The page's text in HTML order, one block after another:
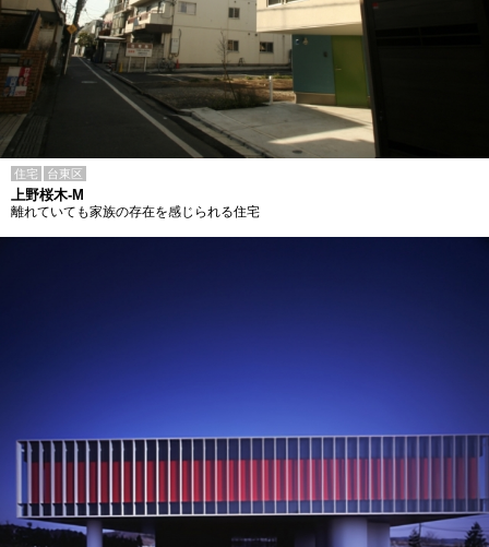
住宅 台東区
上野桜木-M
離れていても家族の存在を感じられる住宅